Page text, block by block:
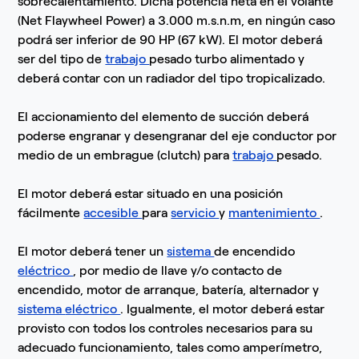
(Net Flaywheel Power) a 3.000 m.s.n.m, en ningún caso
podrá ser inferior de 90 HP (67 kW). El motor deberá
ser del tipo detrabajo pesado turbo alimentado y
deberá contar con un radiador del tipo tropicalizado.
El accionamiento del elemento de succión deberá
poderse engranar y desengranar del eje conductor por
medio de un embrague (clutch) paratrabajo pesado.
El motor deberá estar situado en una posición
fácilmenteaccesible paraservicioy mantenimiento .
El motor deberá tener unsistemade encendido
eléctrico
, por medio de llave y/o contacto de
encendido, motor de arranque, batería, alternador y
sistemaeléctrico . Igualmente, el motor deberá estar
provisto con todos los controles necesarios para su
adecuado funcionamiento, tales como amperímetro,